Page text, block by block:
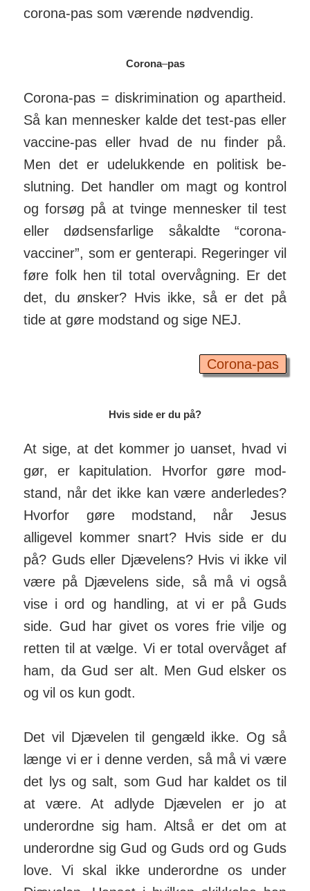
corona-pas som værende nødvendig.
Corona–pas
Corona-pas = diskri­mina­tion og apart­heid.
Så kan mennesker kalde det test-pas eller
vaccine-pas eller hvad de nu finder på.
Men det er ude­luk­kende en politisk be­
slutning. Det handler om magt og kontrol
og forsøg på at tvinge men­nesker til test
eller død­sens­farlige så­kaldte “corona-
vacciner”, som er gen­terapi. Reger­inger vil
føre folk hen til total over­vågning. Er det
det, du ønsker? Hvis ikke, så er det på
tide at gøre mod­stand og sige NEJ.
Corona-pas
Hvis side er du på?
At sige, at det kommer jo uanset, hvad vi
gør, er kapi­tu­lation. Hvorfor gøre mod­
stand, når det ikke kan være ander­ledes?
Hvor­for gøre mod­stand, når Jesus
alligevel kommer snart? Hvis side er du
på? Guds eller Djæ­velens? Hvis vi ikke vil
være på Djæ­velens side, så må vi også
vise i ord og handling, at vi er på Guds
side. Gud har givet os vores frie vilje og
retten til at vælge. Vi er total over­våget af
ham, da Gud ser alt. Men Gud elsker os
og vil os kun godt.
Det vil Djævelen til gen­gæld ikke. Og så
længe vi er i denne verden, så må vi være
det lys og salt, som Gud har kaldet os til
at være. At ad­lyde Djæ­velen er jo at
under­ordne sig ham. Altså er det om at
under­ordne sig Gud og Guds ord og Guds
love. Vi skal ikke under­ordne os under